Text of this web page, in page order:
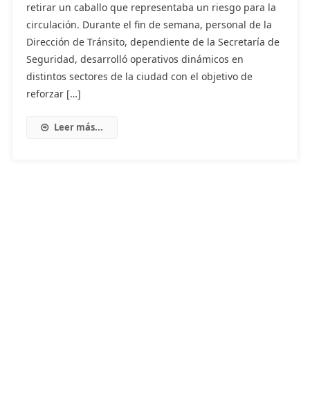
retirar un caballo que representaba un riesgo para la
circulación. Durante el fin de semana, personal de la
Dirección de Tránsito, dependiente de la Secretaría de
Seguridad, desarrolló operativos dinámicos en
distintos sectores de la ciudad con el objetivo de
reforzar […]
Leer más...